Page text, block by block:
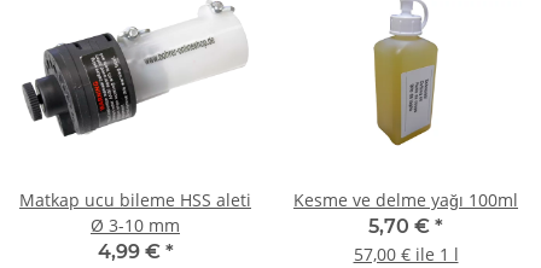
Matkap ucu bileme HSS aleti
Ø 3-10 mm
4,99 € *
Kesme ve delme yağı 100ml
5,70 € *
57,00 € ile 1 l